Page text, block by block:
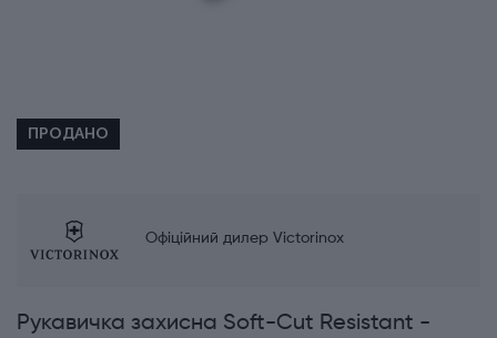
ПРОДАНО
Офіційний дилер Victorinox
Рукавичка захисна Soft-Cut Resistant -